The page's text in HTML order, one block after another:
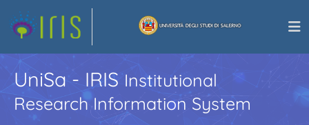
UniSa - IRISInstitutional
Research Information System